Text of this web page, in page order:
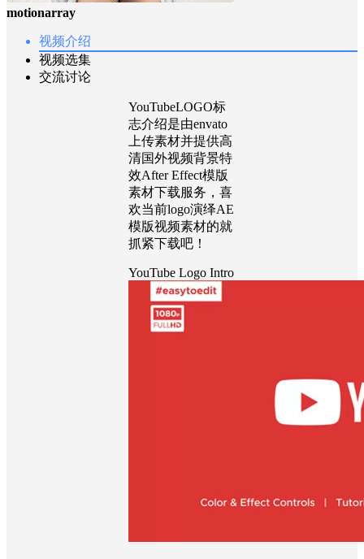
motionarray
视频介绍
视频选集
交流讨论
YouTubeLOGO标
志介绍是由envato
上传素材并提供高
清国外视频背景特
效After Effect模版
素材下载服务，喜
欢当前logo演绎AE
模版视频素材的就
抓紧下载吧！
YouTube Logo Intro